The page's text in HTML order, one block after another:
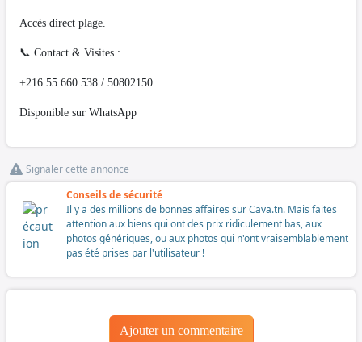
​Accès direct plage.
​📞 Contact & Visites :
+216 55 660 538 / 50802150
Disponible sur WhatsApp
Signaler cette annonce
Conseils de sécurité
Il y a des millions de bonnes affaires sur Cava.tn. Mais faites
attention aux biens qui ont des prix ridiculement bas, aux
photos génériques, ou aux photos qui n'ont vraisemblablement
pas été prises par l'utilisateur !
Ajouter un commentaire